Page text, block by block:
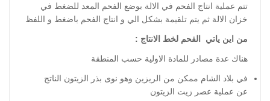
تتم عملية انتاج الفحم في الالة بوضع الفحم المعد للضغط في
خزان الالة ثم يتم تلقيمة بشكل الي و انتاج الفحم باضغط و اللفظ
من اين ياتي الفحم لخط الانتاج :
هناك عدة مصادر للمادة الاولية حسب المنطقة
في بلاد الشام ممكن من الريزين وهو نوى بذر الزيتون الناتج
عن عملية عصر زيت الزيتون